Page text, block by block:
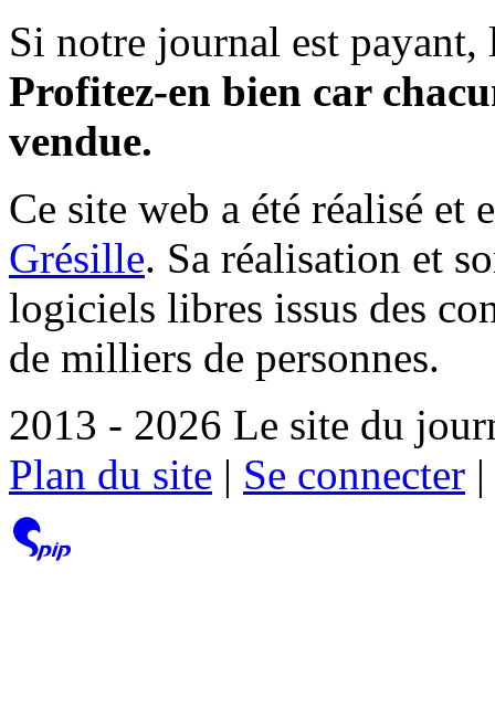
Si notre journal est payant,
Profitez-en bien car
vendue.
Ce site web a été réalisé et
Grésille. Sa réalisation et
logiciels libres issus des
de milliers de personnes.
2013 - 2026 Le site du
Plan du site | Se connecter |